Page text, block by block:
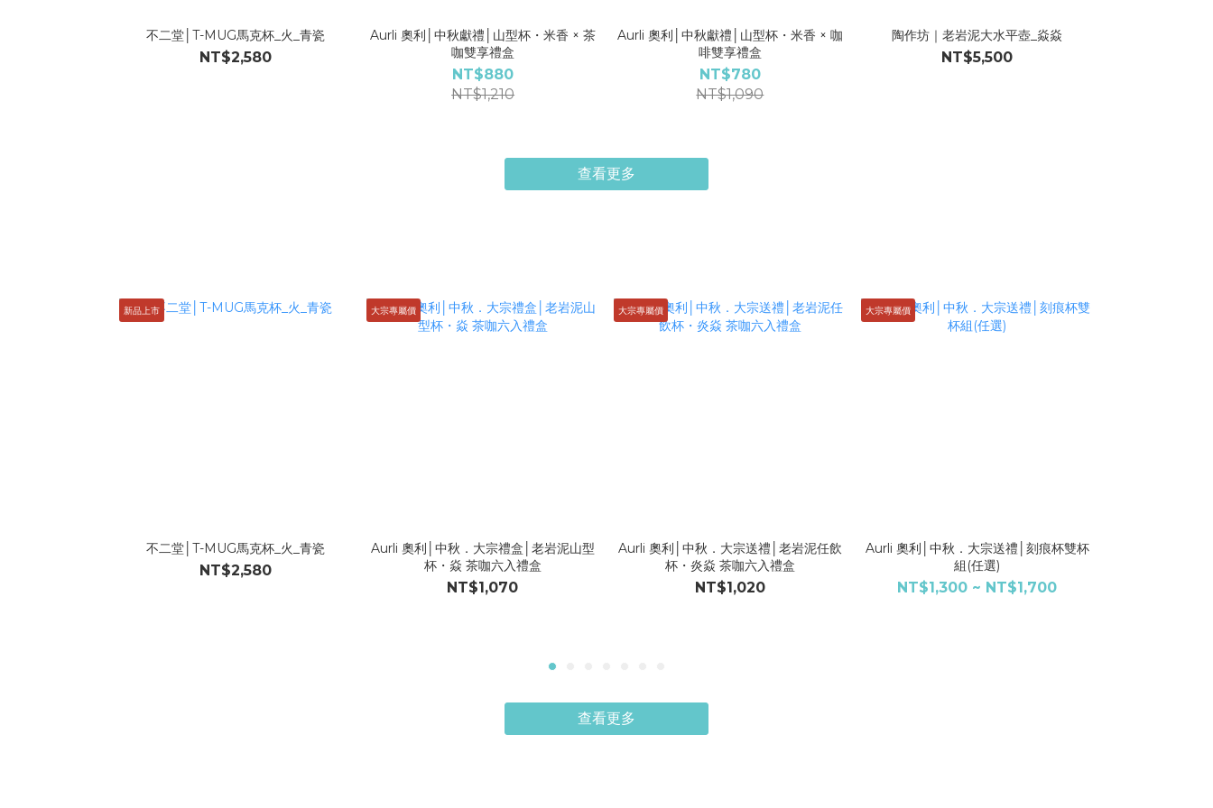
不二堂│T-MUG馬克杯_火_青瓷
NT$2,580
Aurli 奧利│中秋獻禮│山型杯・米香 × 茶
咖雙享禮盒
NT$880
NT$1,210
Aurli 奧利│中秋獻禮│山型杯・米香 × 咖
啡雙享禮盒
NT$780
NT$1,090
陶作坊｜老岩泥大水平壺_焱焱
NT$5,500
查看更多
新品上市
不二堂│T-MUG馬克杯_火_青瓷
NT$2,580
大宗專屬價
Aurli 奧利│中秋．大宗禮盒│老岩泥山型
杯・焱 茶咖六入禮盒
NT$1,070
大宗專屬價
Aurli 奧利│中秋．大宗送禮│老岩泥任飲
杯・炎焱 茶咖六入禮盒
NT$1,020
大宗專屬價
Aurli 奧利│中秋．大宗送禮│刻痕杯雙杯
組(任選)
NT$1,300 ~ NT$1,700
查看更多